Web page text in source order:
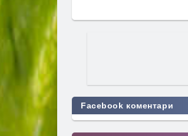
Facebook коментари